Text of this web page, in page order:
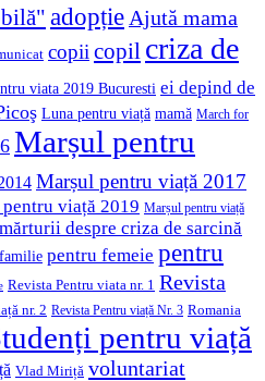
adopție Ajută mama
copii copil criza de
viata 2019 Bucuresti ei depind de
Luna pentru viață mamă March for
Marșul pentru
Marșul pentru viață 2017
viață 2019 Marșul pentru viață
mărturii despre criza de sarcină
pentru femeie pentru
Revista Pentru viata nr. 1 Revista
nr. 2 Revista Pentru viață Nr. 3 Romania
pentru viață
Vlad Miriță voluntariat